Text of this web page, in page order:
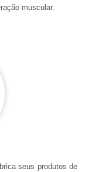
muscular.
seus produtos de